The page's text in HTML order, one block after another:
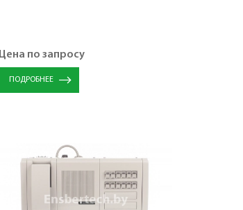
Цена по запросу
ПОДРОБНЕЕ